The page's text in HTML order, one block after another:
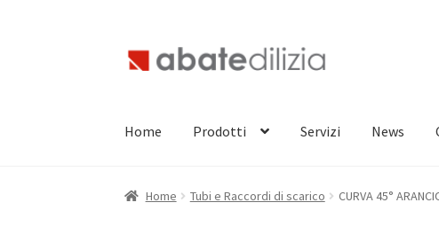
Vai
alla
Vai
al
Home Prodotti Servizi News
Home Tubi e Raccordi di scarico CURVA 45°